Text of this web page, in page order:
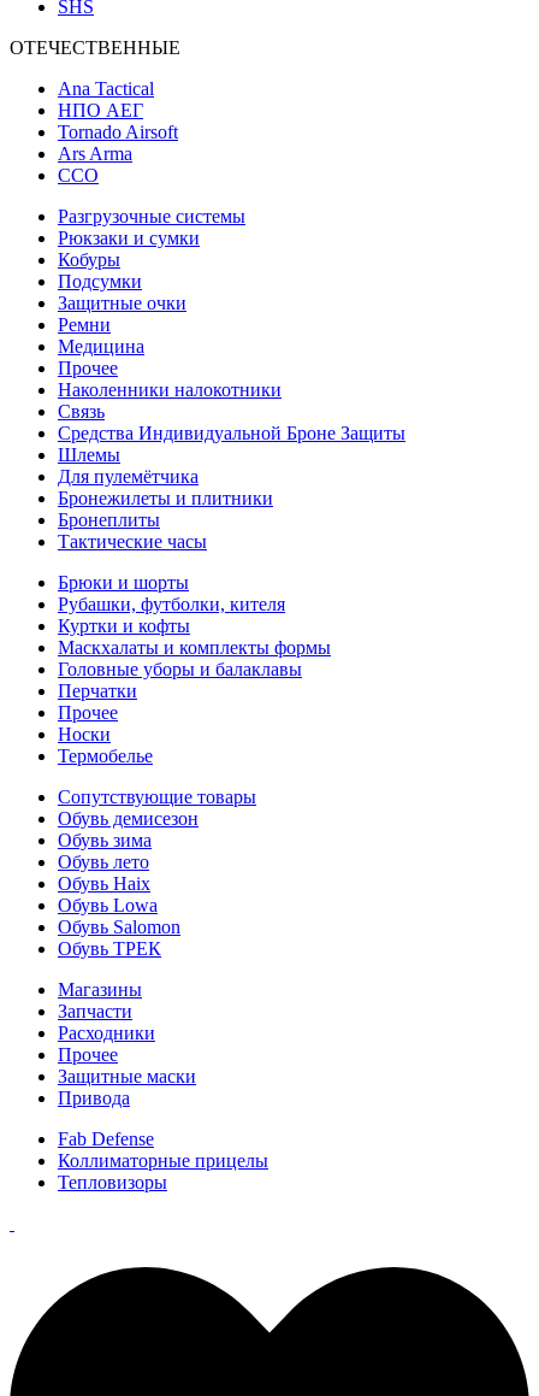
SHS
ОТЕЧЕСТВЕННЫЕ
Ana Tactical
НПО АЕГ
Tornado Airsoft
Ars Arma
ССО
Разгрузочные системы
Рюкзаки и сумки
Кобуры
Подсумки
Защитные очки
Ремни
Медицина
Прочее
Наколенники налокотники
Связь
Средства Индивидуальной Броне Защиты
Шлемы
Для пулемётчика
Бронежилеты и плитники
Бронеплиты
Тактические часы
Брюки и шорты
Рубашки, футболки, кителя
Куртки и кофты
Маскхалаты и комплекты формы
Головные уборы и балаклавы
Перчатки
Прочее
Носки
Термобелье
Сопутствующие товары
Обувь демисезон
Обувь зима
Обувь лето
Обувь Haix
Обувь Lowa
Обувь Salomon
Обувь ТРЕК
Магазины
Запчасти
Расходники
Прочее
Защитные маски
Привода
Fab Defense
Коллиматорные прицелы
Тепловизоры